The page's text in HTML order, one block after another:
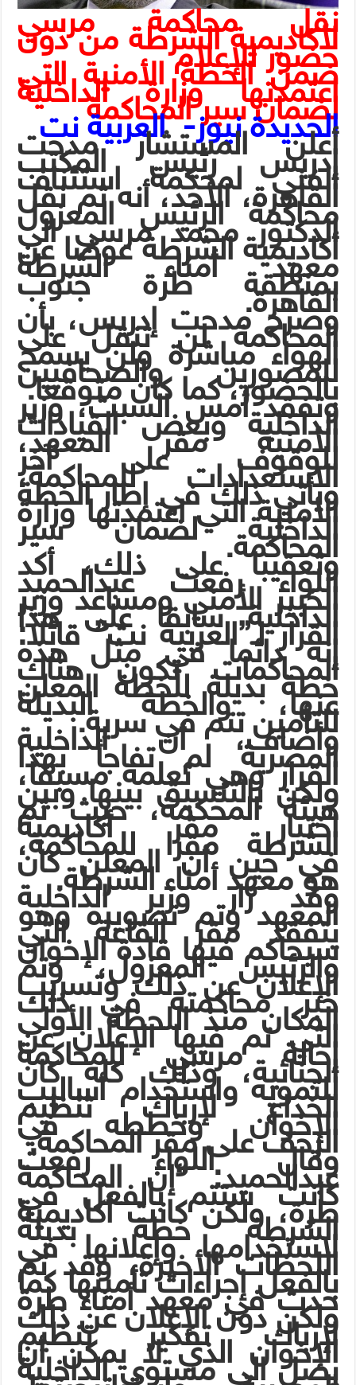
نقل محاكمة مرسي
لأكاديمية الشرطة من دون
حضور للإعلام
ضمن الخطة الأمنية التي
اعتمدتها وزارة الداخلية
لضمان سير المحاكمة
الحديدة نيوز- العربية نت
أعلن المستشار مدحت
إدريس رئيس المكتب
الفني لمحكمة استئناف
القاهرة، الأحد، أنه تم نقل
محاكمة الرئيس المعزول
الدكتور محمد مرسي الى
أكاديمية الشرطة عوضا عن
معهد أمناء الشرطة
بمنطقة طرة جنوب
القاهرة.
وصرح مدحت إدريس، بأن
المحاكمة لن تنقل على
الهواء مباشرة ولن يسمح
للمصورين والصحافيين
بالحضور، كما كان متوقعا.
وتفقد أمس السبت، وزير
الداخلية وبعض القيادات
الأمنية مقر المعهد،
للوقوف على آخر
الاستعدادات للمحاكمة،
ويأتي ذلك في إطار الخطة
الأمنية التي اعتمدتها وزارة
الداخلية لضمان سير
المحاكمة.
وتعقيبا على ذلك، أكد
اللواء رفعت عبدالحميد
الخبير الأمني ومساعد وزير
الداخلية سابقا على هذا
القرار لـ”العربية نت” قائلا:
إنه دائما في مثل هذه
المحاكمات تكون هناك
خطة بديلة للخطة المعلن
عنها، والخطة البديلة
للتأمين تتم في سرية.
وأضاف، أن الداخلية
المصرية لم تفاجأ بهذا
القرار وهي تعلمه مسبقا،
ولكن بالتنسيق بينها وبين
هيئة المحكمة، حيث تم
اختيار مقر أكاديمية
الشرطة مقرا للمحاكمة،
في حين أن المعلن كان
هو معهد أمناء الشرطة.
وقد زار وزير الداخلية
المعهد وتم تصويره وهو
يتفقد مقر القاعة التي
سيحاكم فيها قادة الإخوان
والرئيس المعزول، وتم
الإعلان عن ذلك وتسريب
خبر محاكمته في ذلك
المكان منذ اللحظة الأولى
التي تم فيها الإعلان عن
إحالة مرسي للمحاكمة
الجنائية، وذلك كله كان
للتمويه واستخدام أساليب
الخداع لإرباك تنظيم
الإخوان وخططه في
الزحف على مقر المحاكمة.
وقال اللواء رفعت
عبدالحميد: “إن المحاكمة
كانت ستتم بالفعل في
طرة، ولكن كانت أكاديمية
الشرطة خطة بديلة
لاستخدامها وإعلانها في
اللحظات الأخيرة، وقد تم
بالفعل إجراءات تأمينها كما
حدث في معهد أمناء طرة
ولكن دون الإعلان عن ذلك
لإرباك تفكير تنظيم
الإخوان الذي لا يمكن أن
يصل الى مستوى الداخلية